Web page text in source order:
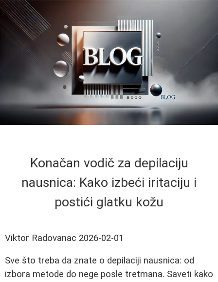
Konačan vodič za depilaciju
nausnica: Kako izbeći iritaciju i
postići glatku kožu
Viktor Radovanac 2026-02-01
Sve što treba da znate o depilaciji nausnica: od
izbora metode do nege posle tretmana. Saveti kako